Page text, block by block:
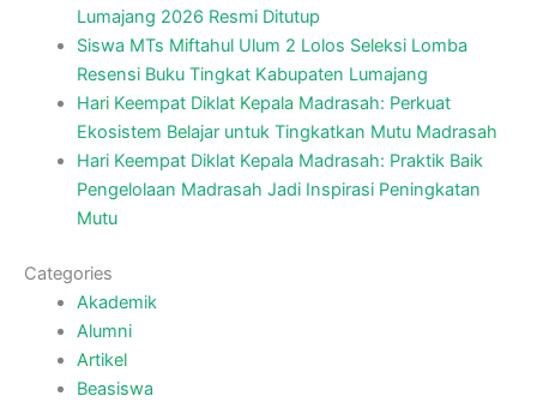
Lumajang 2026 Resmi Ditutup
Siswa MTs Miftahul Ulum 2 Lolos Seleksi Lomba
Resensi Buku Tingkat Kabupaten Lumajang
Hari Keempat Diklat Kepala Madrasah: Perkuat
Ekosistem Belajar untuk Tingkatkan Mutu Madrasah
Hari Keempat Diklat Kepala Madrasah: Praktik Baik
Pengelolaan Madrasah Jadi Inspirasi Peningkatan
Mutu
Categories
Akademik
Alumni
Artikel
Beasiswa